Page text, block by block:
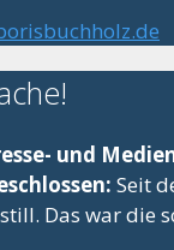
und
Seit
Das war die